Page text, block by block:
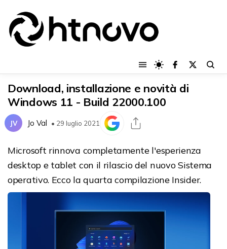
Download, installazione e novità di
Windows 11 - Build 22000.100
JV Jo Val • 29 luglio 2021
Microsoft rinnova completamente l'esperienza
desktop e tablet con il rilascio del nuovo Sistema
operativo. Ecco la quarta compilazione Insider.